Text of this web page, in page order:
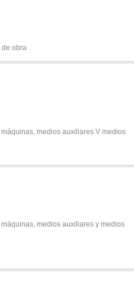
de obra
medios auxiliares V medios
medios auxiliares y medios